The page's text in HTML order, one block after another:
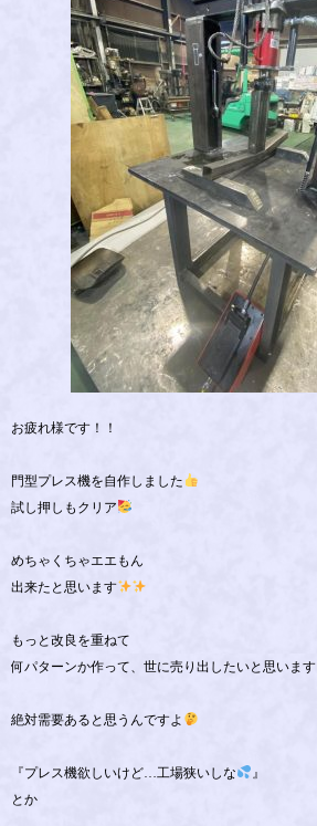
お疲れ様です！！
門型プレス機を自作しました
試し押しもクリア
めちゃくちゃエエもん
出来たと思います
もっと改良を重ねて
何パターンか作って、世に売り出したいと思います
絶対需要あると思うんですよ
『プレス機欲しいけど…工場狭いしな
』
とか